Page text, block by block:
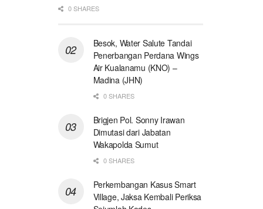
0 SHARES
Besok, Water Salute Tandai
Penerbangan Perdana Wings
Air Kualanamu (KNO) –
Madina (JHN)
0 SHARES
Brigjen Pol. Sonny Irawan
Dimutasi dari Jabatan
Wakapolda Sumut
0 SHARES
Perkembangan Kasus Smart
Village, Jaksa Kembali Periksa